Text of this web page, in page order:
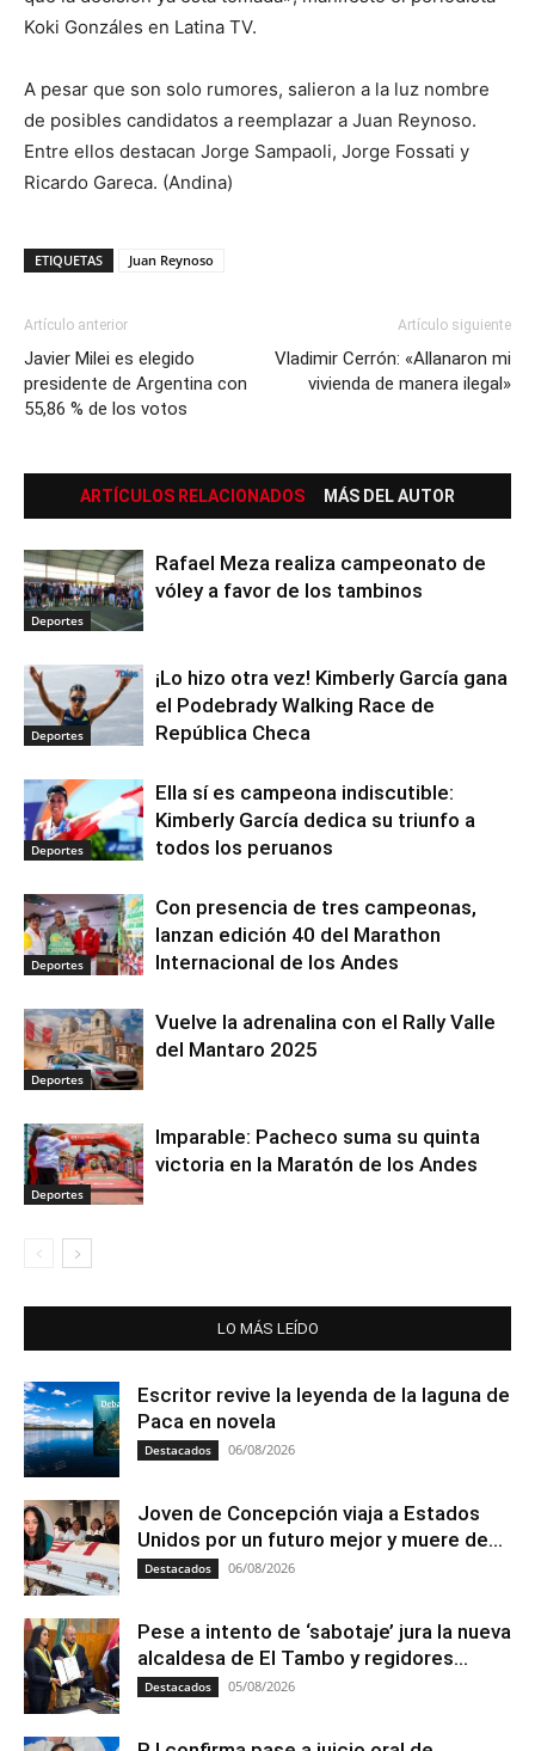
Koki Gonzáles en Latina TV.
A pesar que son solo rumores, salieron a la luz nombre
de posibles candidatos a reemplazar a Juan Reynoso.
Entre ellos destacan Jorge Sampaoli, Jorge Fossati y
Ricardo Gareca. (Andina)
ETIQUETAS Juan Reynoso
Artículo anterior
Javier Milei es elegido
presidente de Argentina con
55,86 % de los votos
Artículo siguiente
Vladimir Cerrón: «Allanaron mi
vivienda de manera ilegal»
ARTÍCULOS RELACIONADOS MÁS DEL AUTOR
Deportes
Rafael Meza realiza campeonato de
vóley a favor de los tambinos
Deportes
¡Lo hizo otra vez! Kimberly García gana
el Podebrady Walking Race de
República Checa
Deportes
Ella sí es campeona indiscutible:
Kimberly García dedica su triunfo a
todos los peruanos
Deportes
Con presencia de tres campeonas,
lanzan edición 40 del Marathon
Internacional de los Andes
Deportes
Vuelve la adrenalina con el Rally Valle
del Mantaro 2025
Deportes
Imparable: Pacheco suma su quinta
victoria en la Maratón de los Andes
LO MÁS LEÍDO
Escritor revive la leyenda de la laguna de
Paca en novela
Destacados 06/08/2026
Joven de Concepción viaja a Estados
Unidos por un futuro mejor y muere de...
Destacados 06/08/2026
Pese a intento de ‘sabotaje’ jura la nueva
alcaldesa de El Tambo y regidores...
Destacados 05/08/2026